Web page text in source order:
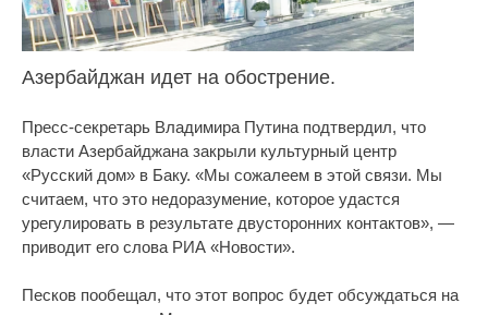
Азербайджан идет на обострение.
Пресс-секретарь Владимира Путина подтвердил, что
власти Азербайджана закрыли культурный центр
«Русский дом» в Баку. «Мы сожалеем в этой связи. Мы
считаем, что это недоразумение, которое удастся
урегулировать в результате двусторонних контактов», —
приводит его слова РИА «Новости».
Песков пообещал, что этот вопрос будет обсуждаться на